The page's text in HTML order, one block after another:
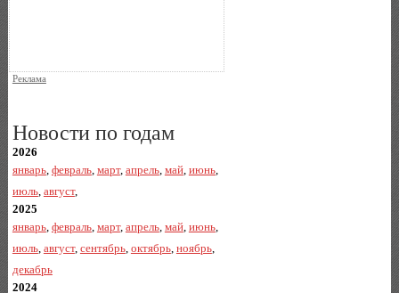
Реклама
Новости по годам
2026
январь, февраль, март, апрель, май, июнь,
июль, август,
2025
январь, февраль, март, апрель, май, июнь,
июль, август, сентябрь, октябрь, ноябрь,
декабрь
2024